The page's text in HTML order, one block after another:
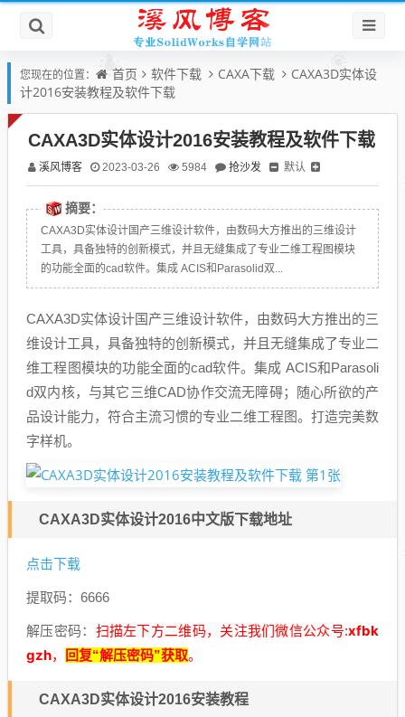
您现在的位置： 首页 软件下载 CAXA下载
CAXA3D实体设
计2016安装教程及软件下载
CAXA3D实体设计2016安装教程及软件下载
溪风博客 2023-03-26 5984 抢沙发 默认
摘要：
CAXA3D实体设计国产三维设计软件，由数码大方推出的三维设计
工具，具备独特的创新模式，并且无缝集成了专业二维工程图模块
的功能全面的cad软件。集成 ACIS和Parasolid双...
CAXA3D实体设计国产三维设计软件，由数码大方推出的三
维设计工具，具备独特的创新模式，并且无缝集成了专业二
维工程图模块的功能全面的cad软件。集成 ACIS和Parasoli
d双内核，与其它三维CAD协作交流无障碍；随心所欲的产
品设计能力，符合主流习惯的专业二维工程图。打造完美数
字样机。
CAXA3D实体设计2016中文版下载地址
点击下载
提取码：6666
解压密码： 扫描左下方二维码，关注我们微信公众号:xfbk
gzh， 回复“解压密码”获取。
CAXA3D实体设计2016安装教程